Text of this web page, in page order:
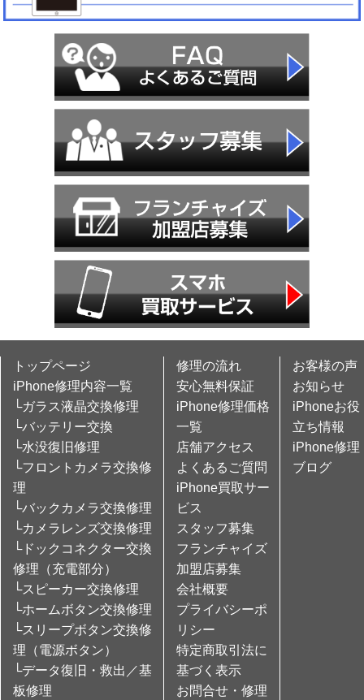
トップページ
iPhone修理内容一覧
└ガラス液晶交換修理
└バッテリー交換
└水没復旧修理
└フロントカメラ交換修
理
└バックカメラ交換修理
└カメラレンズ交換修理
└ドックコネクター交換
修理（充電部分）
└スピーカー交換修理
└ホームボタン交換修理
└スリープボタン交換修
理（電源ボタン）
└データ復旧・救出／基
板修理
修理の流れ
安心無料保証
iPhone修理価格
一覧
店舗アクセス
よくあるご質問
iPhone買取サー
ビス
スタッフ募集
フランチャイズ
加盟店募集
会社概要
プライバシーポ
リシー
特定商取引法に
基づく表示
お問合せ・修理
お客様の声
お知らせ
iPhoneお役
立ち情報
iPhone修理
ブログ